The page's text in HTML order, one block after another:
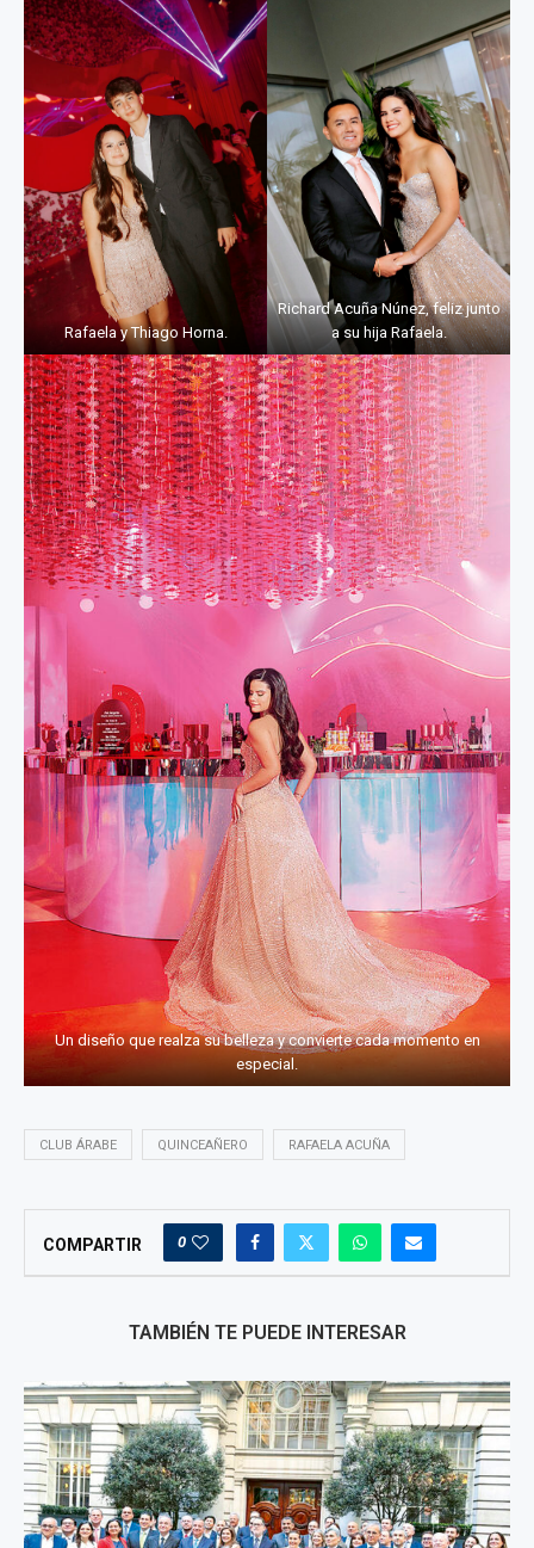
Rafaela y Thiago Horna.
Richard Acuña Núnez, feliz junto
a su hija Rafaela.
Un diseño que realza su belleza y convierte cada momento en
especial.
CLUB ÁRABE QUINCEAÑERO RAFAELA ACUÑA
COMPARTIR 0
TAMBIÉN TE PUEDE INTERESAR